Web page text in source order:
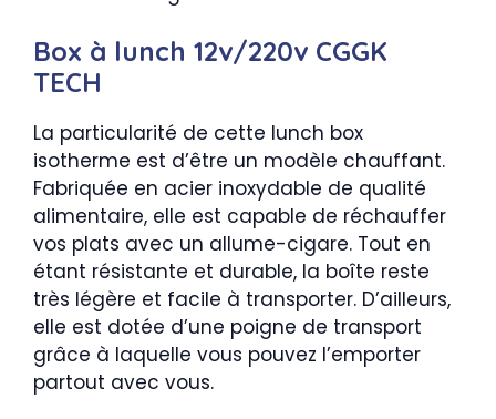
Box à lunch 12v/220v CGGK
TECH
La particularité de cette lunch box
isotherme est d’être un modèle chauffant.
Fabriquée en acier inoxydable de qualité
alimentaire, elle est capable de réchauffer
vos plats avec un allume-cigare. Tout en
étant résistante et durable, la boîte reste
très légère et facile à transporter. D’ailleurs,
elle est dotée d’une poigne de transport
grâce à laquelle vous pouvez l’emporter
partout avec vous.